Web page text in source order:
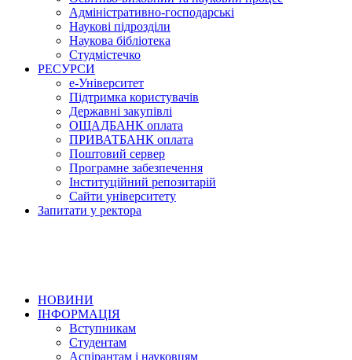
Адміністративно-господарські
Наукові підрозділи
Наукова бібліотека
Студмістечко
РЕСУРСИ
е-Університет
Підтримка користувачів
Державні закупівлі
ОЩАДБАНК оплата
ПРИВАТБАНК оплата
Поштовий сервер
Програмне забезпечення
Інституційний репозитарій
Сайти університету
Запитати у ректора
НОВИНИ
ІНФОРМАЦІЯ
Вступникам
Студентам
Аспірантам і науковцям